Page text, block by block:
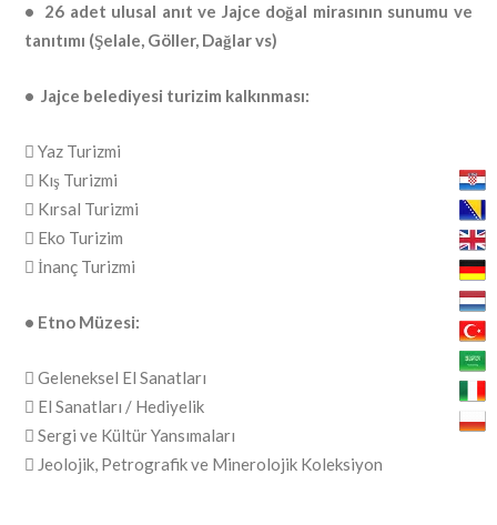
• 26 adet ulusal anıt ve Jajce doğal mirasının sunumu ve
tanıtımı (Şelale, Göller, Dağlar vs)
• Jajce belediyesi turizim kalkınması:
 Yaz Turizmi
 Kış Turizmi
 Kırsal Turizmi
 Eko Turizim
 İnanç Turizmi
• Etno Müzesi:
 Geleneksel El Sanatları
 El Sanatları / Hediyelik
 Sergi ve Kültür Yansımaları
 Jeolojik, Petrografik ve Minerolojik Koleksiyon